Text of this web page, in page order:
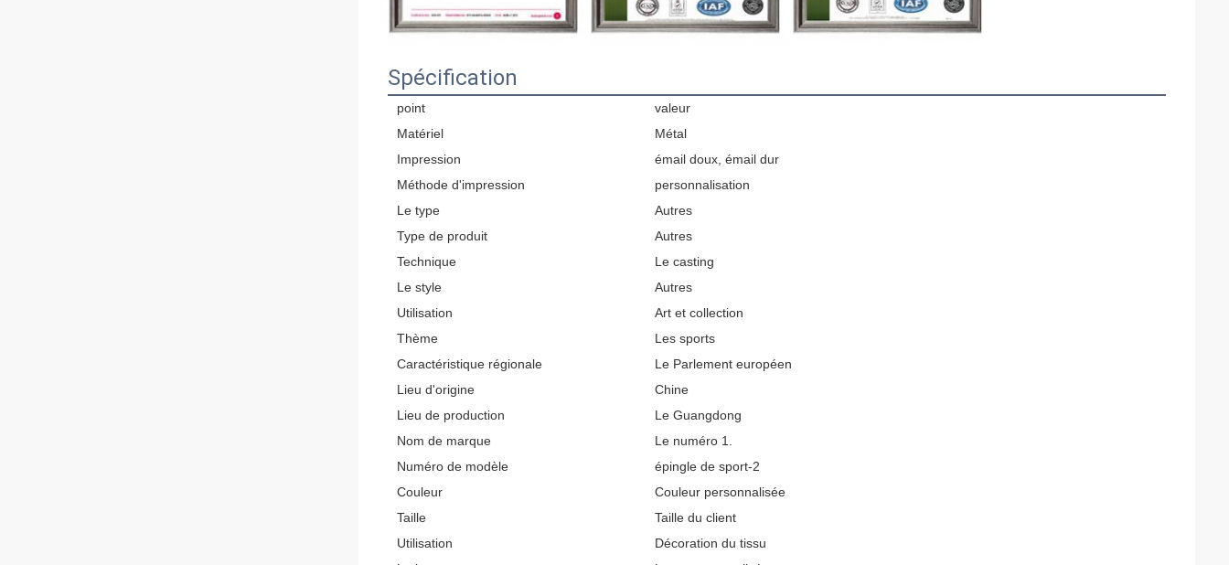
Spécification
point
valeur
Matériel
Métal
Impression
émail doux, émail dur
Méthode d'impression
personnalisation
Le type
Autres
Type de produit
Autres
Technique
Le casting
Le style
Autres
Utilisation
Art et collection
Thème
Les sports
Caractéristique régionale
Le Parlement européen
Lieu d'origine
Chine
Lieu de production
Le Guangdong
Nom de marque
Le numéro 1.
Numéro de modèle
épingle de sport-2
Couleur
Couleur personnalisée
Taille
Taille du client
Utilisation
Décoration du tissu